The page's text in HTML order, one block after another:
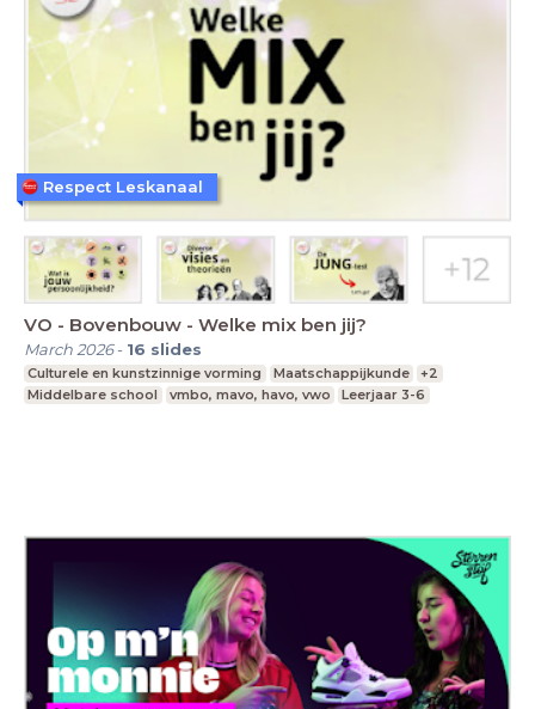
VO - Bovenbouw - Welke mix ben jij?
March 2026- 16 slides
Culturele en kunstzinnige vorming Maatschappijkunde
+2
Middelbare school
vmbo, mavo, havo, vwo Leerjaar 3-6
Respect Leskanaal